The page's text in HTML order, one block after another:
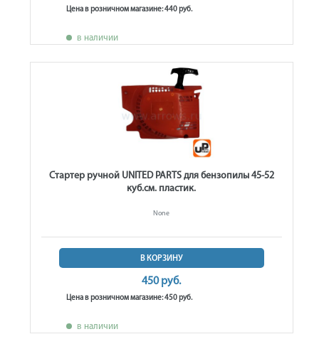
Цена в розничном магазине: 440 руб.
в наличии
Стартер ручной UNITED PARTS для бензопилы 45-52
куб.см. пластик.
None
В КОРЗИНУ
450 руб.
Цена в розничном магазине: 450 руб.
в наличии